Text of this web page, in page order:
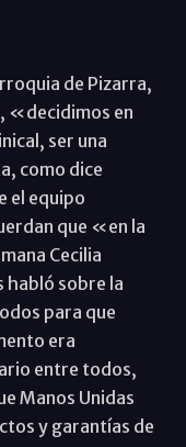
de Pizarra,
«decidimos en
ser una
como dice
el equipo
que «en la
Cecilia
habló sobre la
para que
era
entre todos,
Manos Unidas
y garantías de